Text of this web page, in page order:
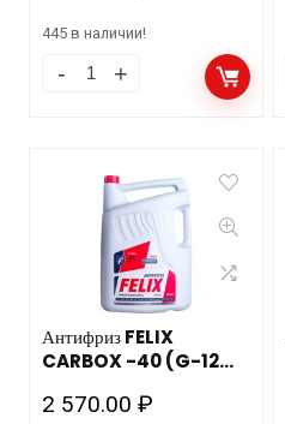
445 в наличии!
Антифриз FELIX
CARBOX -40 (G-12
допуск Автоваз/Камаз
2 570.00₽